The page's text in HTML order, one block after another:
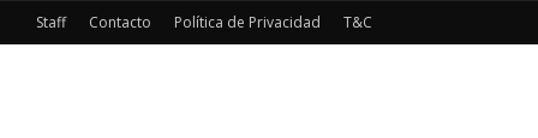
Staff Contacto Política de Privacidad T&C